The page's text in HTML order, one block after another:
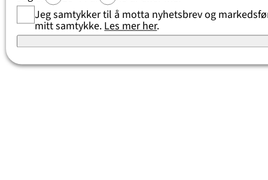
Jeg samtykker til å motta nyhetsbrev og
mitt samtykke. Les mer her.